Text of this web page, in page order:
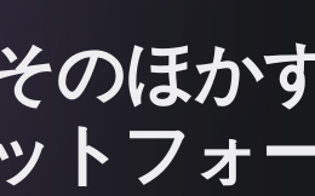
のほか
トフォ